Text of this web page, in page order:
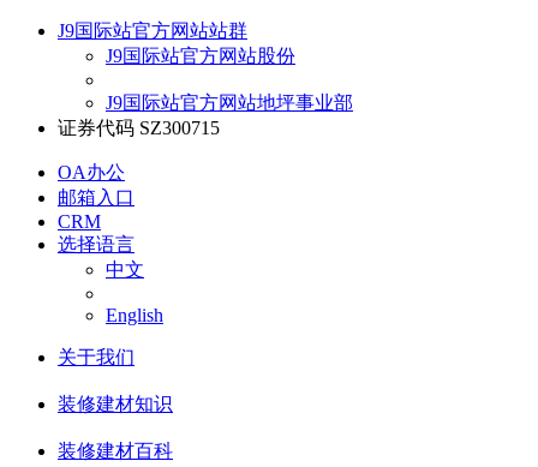
J9国际站官方网站站群
J9国际站官方网站股份
J9国际站官方网站地坪事业部
证券代码 SZ300715
OA办公
邮箱入口
CRM
选择语言
中文
English
关于我们
装修建材知识
装修建材百科